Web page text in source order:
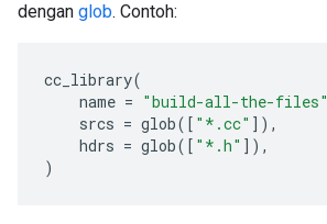
dengan glob. Contoh:
cc_library(
name = "build-all-the-files"
srcs = glob([ "*.cc" ]),
hdrs = glob([ "*.h" ]),
)